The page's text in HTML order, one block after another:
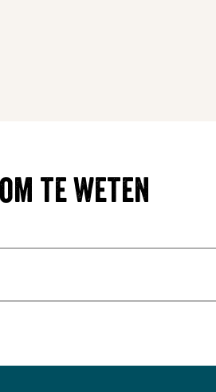
te weten